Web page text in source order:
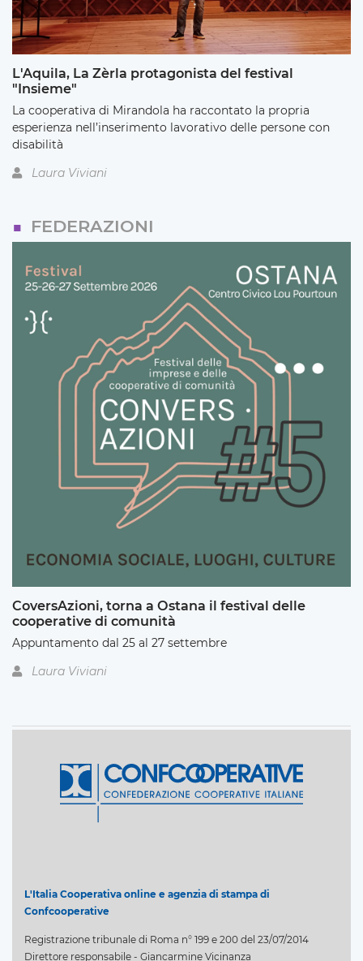
L'Aquila, La Zèrla protagonista del festival
"Insieme"
La cooperativa di Mirandola ha raccontato la propria
esperienza nell’inserimento lavorativo delle persone con
disabilità
Laura Viviani
FEDERAZIONI
CoversAzioni, torna a Ostana il festival delle
cooperative di comunità
Appuntamento dal 25 al 27 settembre
Laura Viviani
L'Italia Cooperativa online e agenzia di stampa di
Confcooperative
Registrazione tribunale di Roma n° 199 e 200 del 23/07/2014
Direttore responsabile - Giancarmine Vicinanza